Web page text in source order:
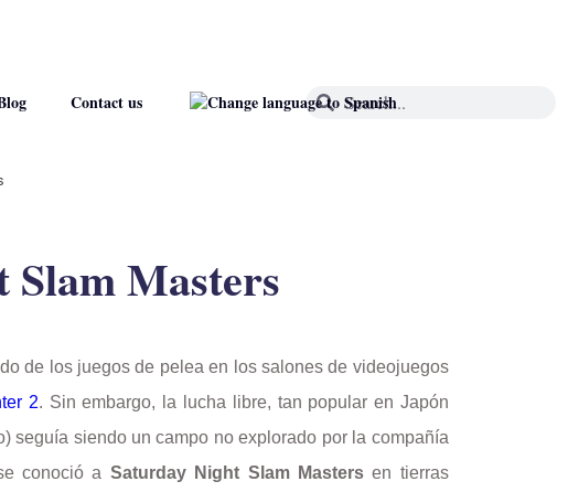
Contact us
Slam Masters
de los juegos de pelea en los salones de videojuegos
2. Sin embargo, la lucha libre, tan popular en Japón
seguía siendo un campo no explorado por la compañía
conoció a Saturday Night Slam Masters en tierras